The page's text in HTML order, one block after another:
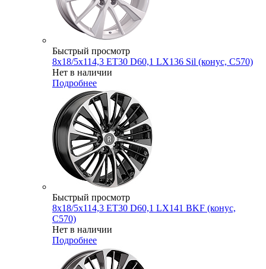
Быстрый просмотр
8x18/5x114,3 ET30 D60,1 LX136 Sil (конус, C570)
Нет в наличии
Подробнее
Быстрый просмотр
8x18/5x114,3 ET30 D60,1 LX141 BKF (конус,
C570)
Нет в наличии
Подробнее